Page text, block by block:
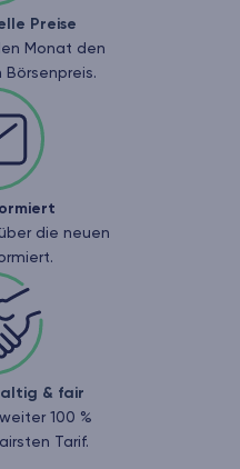
Preise
Monat den
die neuen
& fair
100 %
Tarif.